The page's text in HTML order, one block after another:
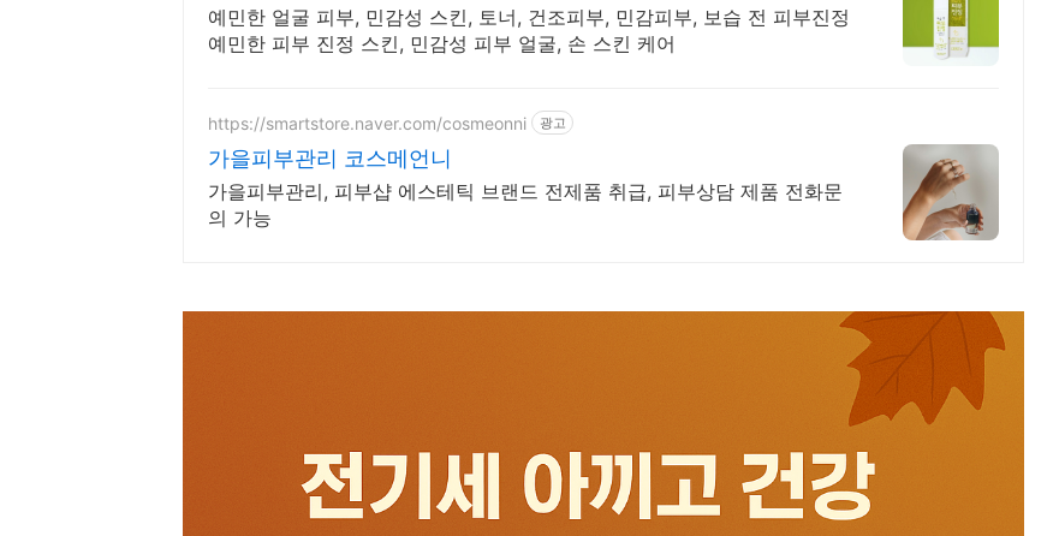
예민한 얼굴 피부, 민감성 스킨, 토너, 건조피부, 민감피부, 보습 전 피부진정
예민한 피부 진정 스킨, 민감성 피부 얼굴, 손 스킨 케어
https://smartstore.naver.com/cosmeonni 광고
가을피부관리 코스메언니
가을피부관리, 피부샵 에스테틱 브랜드 전제품 취급, 피부상담 제품 전화문
의 가능